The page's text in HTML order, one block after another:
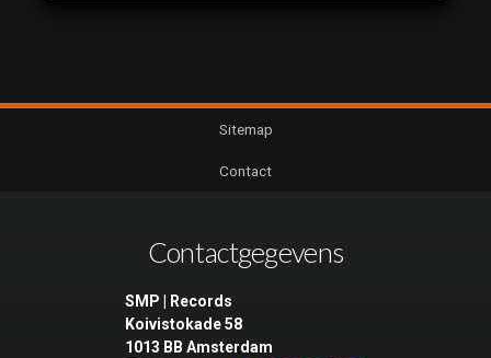
Sitemap
Contact
Contactgegevens
SMP | Records
Koivistokade 58
1013 BB Amsterdam